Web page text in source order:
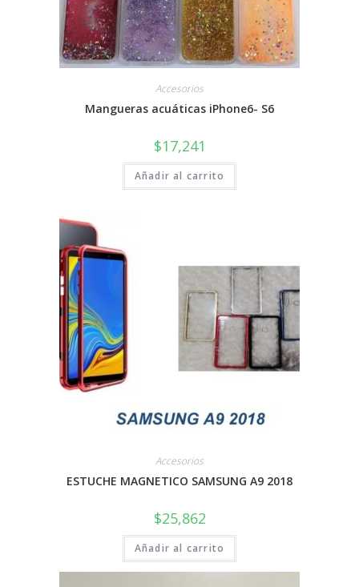
Accesorios
Mangueras acuáticas iPhone6- S6
$17,241
Añadir al carrito
Accesorios
ESTUCHE MAGNETICO SAMSUNG A9 2018
$25,862
Añadir al carrito